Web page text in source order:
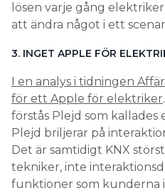
lösen varje gång
att ändra något i ett
3. INGET APPLE FÖR
I en analys i tidningen
för ett Apple för elektriker
förstås Plejd som
Plejd briljerar på
Det är samtidigt KNX
tekniker, inte
funktioner som kunderna